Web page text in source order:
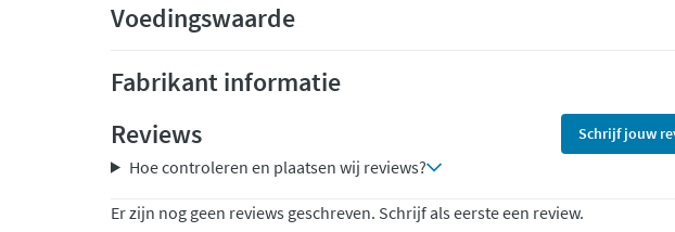
Voedingswaarde
Fabrikant informatie
Reviews
Schrijf jouw
Hoe controleren en plaatsen wij reviews?
Er zijn nog geen reviews geschreven. Schrijf als eerste een review.